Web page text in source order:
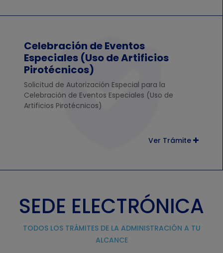
Celebración de Eventos
Especiales (Uso de Artificios
Pirotécnicos)
Solicitud de Autorización Especial para la
Celebración de Eventos Especiales (Uso de
Artificios Pirotécnicos)
Ver Trámite
SEDE ELECTRÓNICA
TODOS LOS TRÁMITES DE LA ADMINISTRACIÓN A TU
ALCANCE